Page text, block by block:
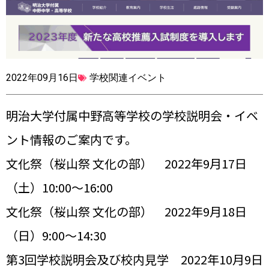
2022年09月16日 学校関連イベント
明治大学付属中野高等学校の学校説明会・イベ
ント情報のご案内です。
文化祭（桜山祭 文化の部） 2022年9月17日
（土）10:00～16:00
文化祭（桜山祭 文化の部） 2022年9月18日
（日）9:00～14:30
第3回学校説明会及び校内見学 2022年10月9日